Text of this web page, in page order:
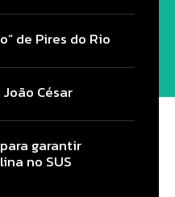
de Pires do Rio
César
garantir
no SUS